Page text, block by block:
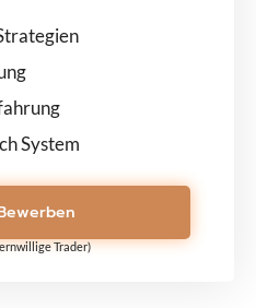
System
Trader)